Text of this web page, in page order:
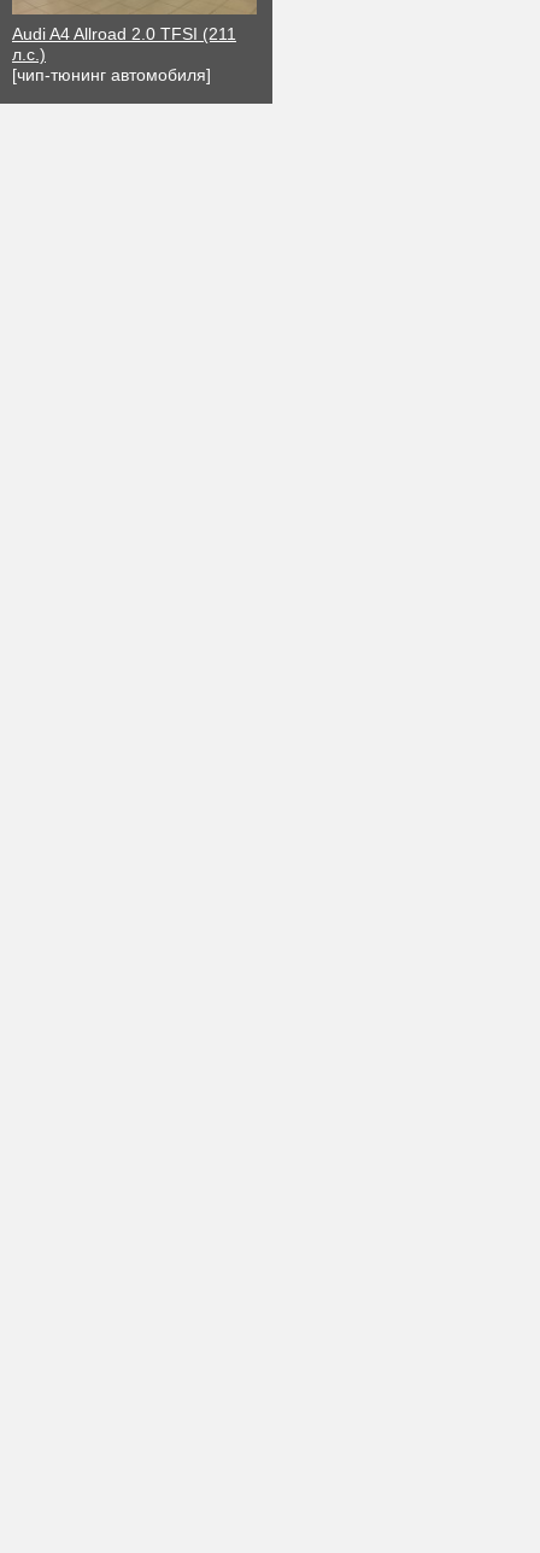
Audi A4 Allroad 2.0 TFSI (211
л.с.)
[чип-тюнинг автомобиля]